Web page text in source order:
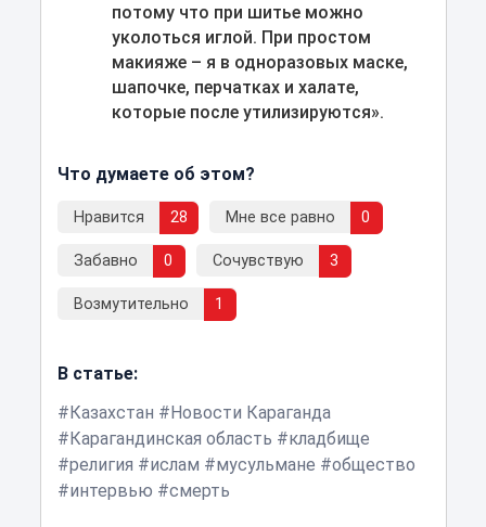
потому что при шитье можно
уколоться иглой. При простом
макияже – я в одноразовых маске,
шапочке, перчатках и халате,
которые после утилизируются».
Что думаете об этом?
Нравится 28 Мне все равно 0
Забавно 0 Сочувствую 3
Возмутительно 1
В статье:
Казахстан
Новости Караганда
Карагандинская область
кладбище
религия
ислам мусульмане
общество
интервью
смерть